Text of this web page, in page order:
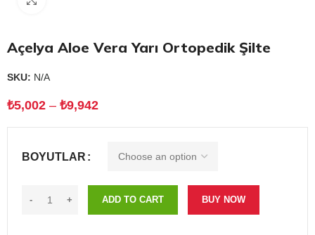
Açelya Aloe Vera Yarı Ortopedik Şilte
SKU: N/A
₺5,002 – ₺9,942
BOYUTLAR
ADD TO CART BUY NOW